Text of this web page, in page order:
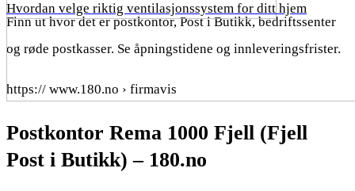
Hvordan velge riktig ventilasjonssystem for ditt hjem
Finn ut hvor det er postkontor, Post i Butikk, bedriftssenter
og røde postkasser. Se åpningstidene og innleveringsfrister.
https:// www.180.no › firmavis
Postkontor Rema 1000 Fjell (Fjell
Post i Butikk) – 180.no